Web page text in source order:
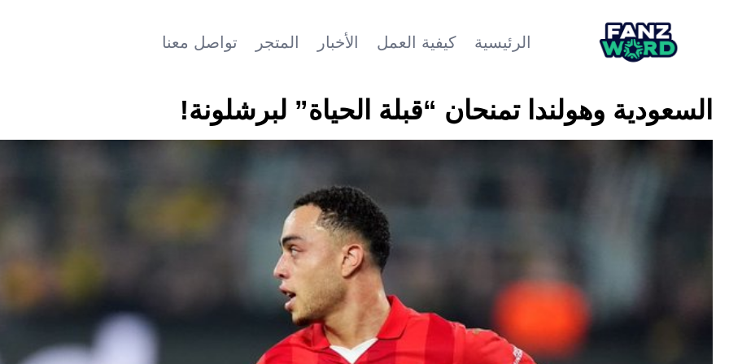
الرئيسية كيفية العمل الأخبار المتجر تواصل معنا
السعودية وهولندا تمنحان “قبلة الحياة” لبرشلونة!